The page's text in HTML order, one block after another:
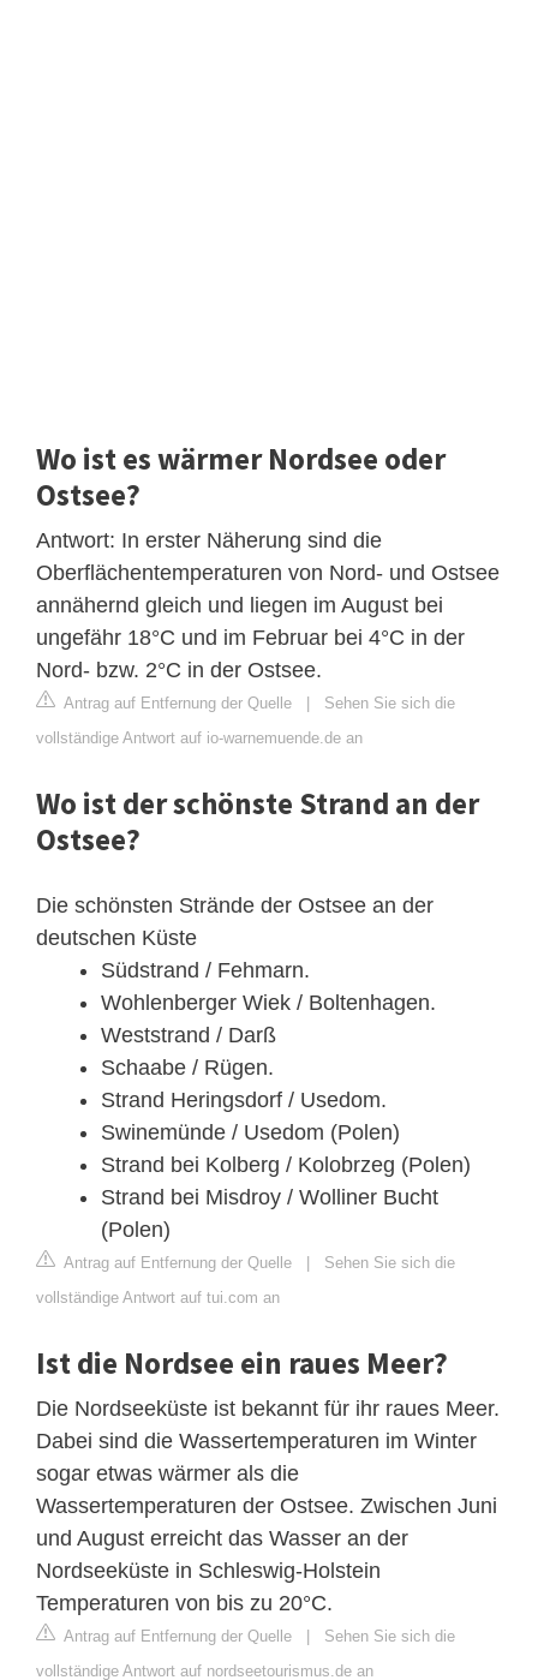
Wo ist es wärmer Nordsee oder
Ostsee?
Antwort: In erster Näherung sind die
Oberflächentemperaturen von Nord- und Ostsee
annähernd gleich und liegen im August bei
ungefähr 18°C und im Februar bei 4°C in der
Nord- bzw. 2°C in der Ostsee.
Antrag auf Entfernung der Quelle | Sehen Sie sich die
vollständige Antwort auf io-warnemuende.de an
Wo ist der schönste Strand an der
Ostsee?
Die schönsten Strände der Ostsee an der
deutschen Küste
Südstrand / Fehmarn.
Wohlenberger Wiek / Boltenhagen.
Weststrand / Darß
Schaabe / Rügen.
Strand Heringsdorf / Usedom.
Swinemünde / Usedom (Polen)
Strand bei Kolberg / Kolobrzeg (Polen)
Strand bei Misdroy / Wolliner Bucht
(Polen)
Antrag auf Entfernung der Quelle | Sehen Sie sich die
vollständige Antwort auf tui.com an
Ist die Nordsee ein raues Meer?
Die Nordseeküste ist bekannt für ihr raues Meer.
Dabei sind die Wassertemperaturen im Winter
sogar etwas wärmer als die
Wassertemperaturen der Ostsee. Zwischen Juni
und August erreicht das Wasser an der
Nordseeküste in Schleswig-Holstein
Temperaturen von bis zu 20°C.
Antrag auf Entfernung der Quelle | Sehen Sie sich die
vollständige Antwort auf nordseetourismus.de an